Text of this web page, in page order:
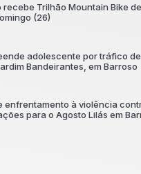
recebe Trilhão Mountain Bike de
(26)
adolescente por tráfico
Bandeirantes, em Barroso
enfrentamento à violência
para o Agosto Lilás em